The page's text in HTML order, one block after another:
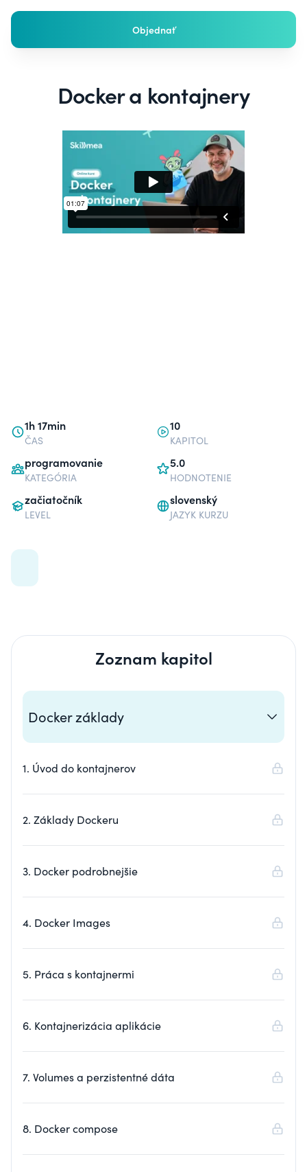
Objednať
Docker a kontajnery
1h 17min
ČAS
10
KAPITOL
programovanie
KATEGÓRIA
5.0
HODNOTENIE
začiatočník
LEVEL
slovenský
JAZYK KURZU
Zoznam kapitol
Docker základy
1. Úvod do kontajnerov
2. Základy Dockeru
3. Docker podrobnejšie
4. Docker Images
5. Práca s kontajnermi
6. Kontajnerizácia aplikácie
7. Volumes a perzistentné dáta
8. Docker compose